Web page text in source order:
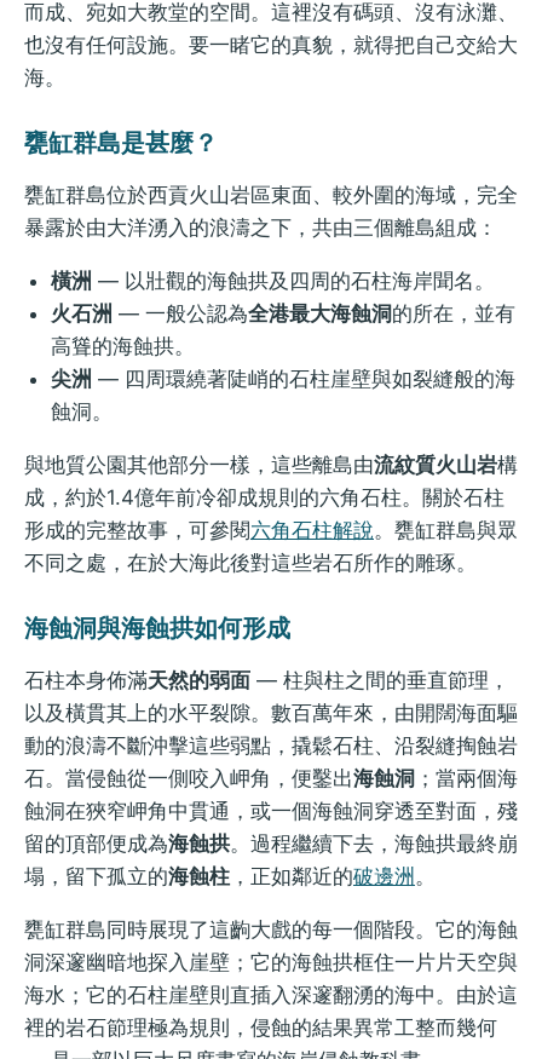
而成、宛如大教堂的空間。這裡沒有碼頭、沒有泳灘、
也沒有任何設施。要一睹它的真貌，就得把自己交給大
海。
甕缸群島是甚麼？
甕缸群島位於西貢火山岩區東面、較外圍的海域，完全
暴露於由大洋湧入的浪濤之下，共由三個離島組成：
橫洲 — 以壯觀的海蝕拱及四周的石柱海岸聞名。
火石洲 — 一般公認為全港最大海蝕洞的所在，並有
高聳的海蝕拱。
尖洲 — 四周環繞著陡峭的石柱崖壁與如裂縫般的海
蝕洞。
與地質公園其他部分一樣，這些離島由流紋質火山岩構
成，約於1.4億年前冷卻成規則的六角石柱。關於石柱
形成的完整故事，可參閱六角石柱解說。甕缸群島與眾
不同之處，在於大海此後對這些岩石所作的雕琢。
海蝕洞與海蝕拱如何形成
石柱本身佈滿天然的弱面 — 柱與柱之間的垂直節理，
以及橫貫其上的水平裂隙。數百萬年來，由開闊海面驅
動的浪濤不斷沖擊這些弱點，撬鬆石柱、沿裂縫掏蝕岩
石。當侵蝕從一側咬入岬角，便鑿出海蝕洞 ；當兩個海
蝕洞在狹窄岬角中貫通，或一個海蝕洞穿透至對面，殘
留的頂部便成為海蝕拱。過程繼續下去，海蝕拱最終崩
塌，留下孤立的海蝕柱 ，正如鄰近的破邊洲 。
甕缸群島同時展現了這齣大戲的每一個階段。它的海蝕
洞深邃幽暗地探入崖壁；它的海蝕拱框住一片片天空與
海水；它的石柱崖壁則直插入深邃翻湧的海中。由於這
裡的岩石節理極為規則，侵蝕的結果異常工整而幾何